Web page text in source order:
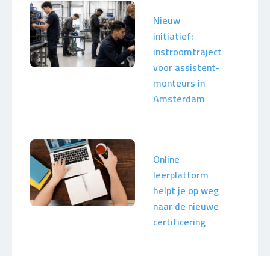
Nieuw
initiatief:
instroomtraject
voor assistent-
monteurs in
Amsterdam
Online
leerplatform
helpt je op weg
naar de nieuwe
certificering